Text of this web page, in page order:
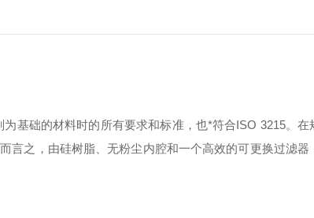
为基础的材料时的所有要求和标准，也*符合ISO 3215。在
言之，由硅树脂、无粉尘内腔和一个高效的可更换过滤器